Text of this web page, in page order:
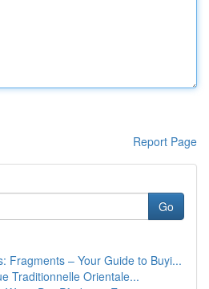
Report Page
Go
Fragments – Your Guide to Buyi...
Traditionnelle Orientale...